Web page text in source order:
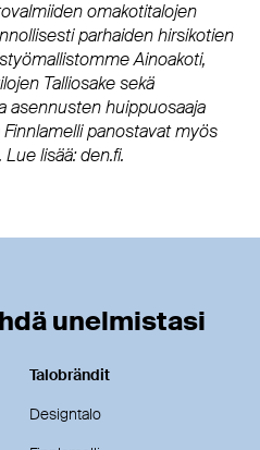
omakotitalojen
parhaiden hirsikotien
Ainoakoti,
Talliosake sekä
asennusten huippuosaaja
Finnlamelli panostavat myös
lisää: den.fi.
unelmistasi
Talobrändit
Designtalo